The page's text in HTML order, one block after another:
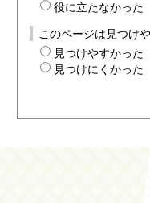
役に立たなかった
このページは見つけ
見つけやすかった
見つけにくかった